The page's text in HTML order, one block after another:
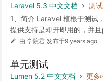
Laravel 5.3 中文文档
测
1、简介 Laravel 植根于测试
提供支持是即开即用的，并
由 学院君 发布于9 years ago
单元测试
Lumen 5.2 中文文档
更多